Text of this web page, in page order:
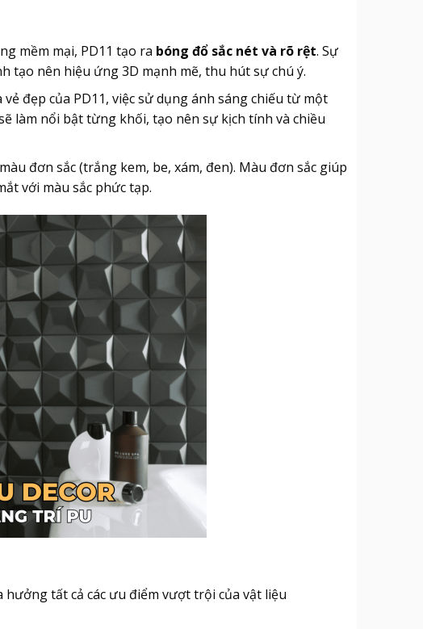
mềm mại, PD11 tạo ra bóng đổ sắc nét và rõ rệt. Sự
tạo nên hiệu ứng 3D mạnh mẽ, thu hút sự chú ý.
đẹp của PD11, việc sử dụng ánh sáng chiếu từ một
làm nổi bật từng khối, tạo nên sự kịch tính và chiều
đơn sắc (trắng kem, be, xám, đen). Màu đơn sắc giúp
với màu sắc phức tạp.
hưởng tất cả các ưu điểm vượt trội của vật liệu